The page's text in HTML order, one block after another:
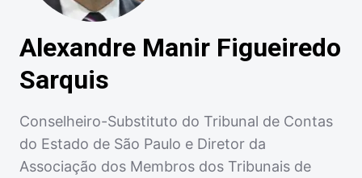
Alexandre Manir Figueiredo
Sarquis
Conselheiro-Substituto do Tribunal de Contas
do Estado de São Paulo e Diretor da
Associação dos Membros dos Tribunais de